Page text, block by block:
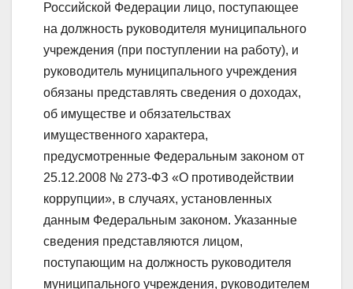
Российской Федерации лицо, поступающее
на должность руководителя муниципального
учреждения (при поступлении на работу), и
руководитель муниципального учреждения
обязаны представлять сведения о доходах,
об имуществе и обязательствах
имущественного характера,
предусмотренные Федеральным законом от
25.12.2008 № 273-ФЗ «О противодействии
коррупции», в случаях, установленных
данным Федеральным законом. Указанные
сведения представляются лицом,
поступающим на должность руководителя
муниципального учреждения, руководителем